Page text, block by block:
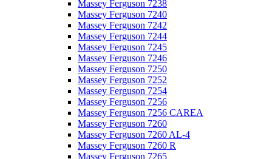
Massey Ferguson 7238
Massey Ferguson 7240
Massey Ferguson 7242
Massey Ferguson 7244
Massey Ferguson 7245
Massey Ferguson 7246
Massey Ferguson 7250
Massey Ferguson 7252
Massey Ferguson 7254
Massey Ferguson 7256
Massey Ferguson 7256 CAREA
Massey Ferguson 7260
Massey Ferguson 7260 AL-4
Massey Ferguson 7260 R
Massey Ferguson 7265